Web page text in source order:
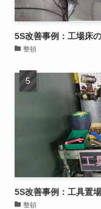
5S改善事例：工場床
整頓
5S改善事例：工具置
整頓